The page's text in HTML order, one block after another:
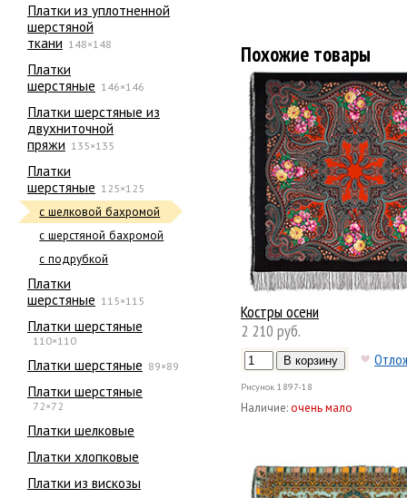
Платки из уплотненной
шерстяной
ткани 148×148
Платки
шерстяные 146×146
Платки шерстяные из
двухниточной
пряжи 135×135
Платки
шерстяные 125×125
с шелковой бахромой
с шерстяной бахромой
с подрубкой
Платки
шерстяные 115×115
Платки шерстяные
110×110
Платки шерстяные 89×89
Платки шерстяные
72×72
Платки шелковые
Платки хлопковые
Платки из вискозы
Похожие товары
Костры осени
2 210 руб.
Рисунок 1897-18
Наличие:очень мало